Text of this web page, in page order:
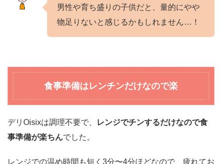
男性や育ち盛りの子供だと、量的にやや
物足りないと感じるかもしれません…！
食事準備はレンチンだけなので楽
デリOisixは調理不要で、
レンジでチンするだけなので食
事準備が楽ちんでした。
レンジでの温め時間も短く3分〜4分ほどなので、疲れてお